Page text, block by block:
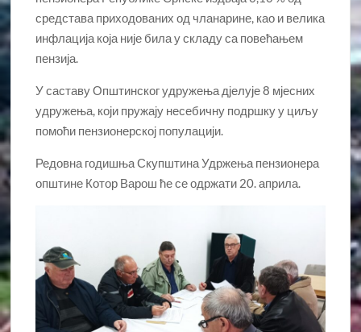
средстава приходованих од чланарине, као и велика
инфлација која није била у складу са повећањем
пензија.
У саставу Општинског удружења дјелује 8 мјесних
удружења, који пружају несебичну подршку у циљу
помоћи пензионерској популацији.
Редовна годишња Скупштина Удржења пензионера
општине Котор Варош ће се одржати 20. априла.